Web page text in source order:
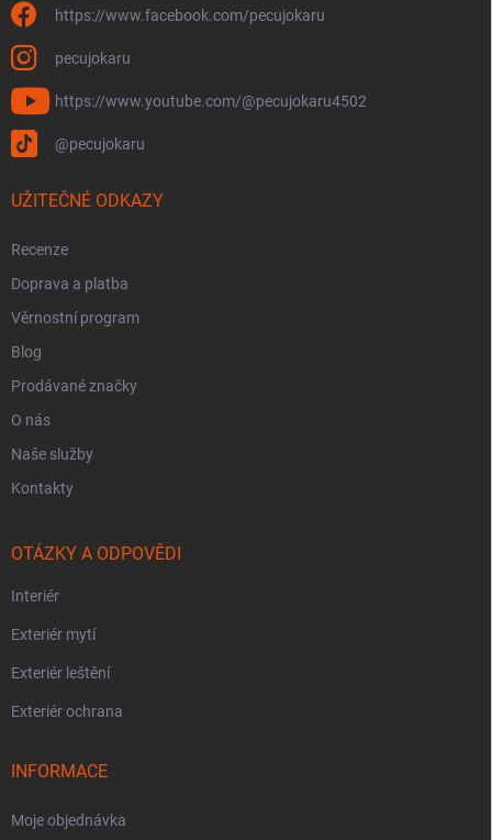
https://www.facebook.com/pecujokaru
pecujokaru
https://www.youtube.com/@pecujokaru4502
@pecujokaru
UŽITEČNÉ ODKAZY
Recenze
Doprava a platba
Věrnostní program
Blog
Prodávané značky
O nás
Naše služby
Kontakty
OTÁZKY A ODPOVĚDI
Interiér
Exteriér mytí
Exteriér leštění
Exteriér ochrana
INFORMACE
Moje objednávka